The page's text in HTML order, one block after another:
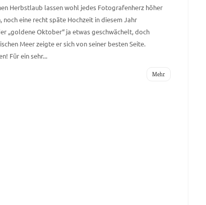
Herbstlaub lassen wohl jedes Fotografenherz höher
eine recht späte Hochzeit in diesem Jahr
„goldene Oktober“ ja etwas geschwächelt, doch
Meer zeigte er sich von seiner besten Seite.
Für ein sehr...
Mehr